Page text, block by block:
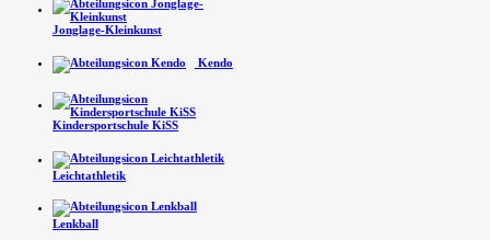
Jonglage-Kleinkunst
Kendo
Kindersport­schule KiSS
Leichtathletik
Lenkball